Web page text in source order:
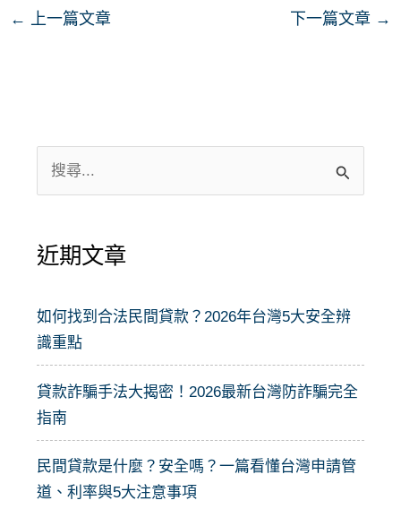
← 上一篇文章 下一篇文章 →
尋
鍵
:
近期文章
如何找到合法民間貸款？2026年台灣5大安全辨
識重點
貸款詐騙手法大揭密！2026最新台灣防詐騙完全
指南
民間貸款是什麼？安全嗎？一篇看懂台灣申請管
道、利率與5大注意事項